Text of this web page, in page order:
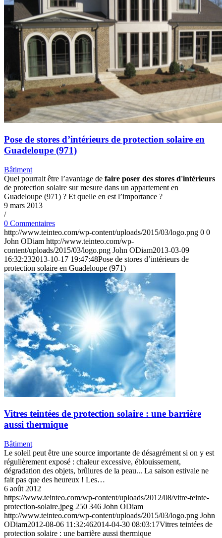
Pose de stores d’intérieurs de protection solaire en
Guadeloupe (971)
Bâtiment
Quel pourrait être l’avantage de faire poser des stores d'intérieurs
de protection solaire sur mesure dans un appartement en
Guadeloupe (971) ? Et quelle en est l’importance ?
9 mars 2013
/
0 Commentaires
http://www.teinteo.com/wp-content/uploads/2015/03/logo.png 0 0
John ODiam http://www.teinteo.com/wp-
content/uploads/2015/03/logo.png John ODiam2013-03-09
16:32:232013-10-17 19:47:48Pose de stores d’intérieurs de
protection solaire en Guadeloupe (971)
Vitres teintées de protection solaire : une barrière
aussi thermique
Bâtiment
Le soleil peut être une source importante de désagrément si on y est
régulièrement exposé : chaleur excessive, éblouissement,
dégradation des objets, brûlures de la peau... La saison estivale ne
fait pas que des heureux ! Les…
6 août 2012
https://www.teinteo.com/wp-content/uploads/2012/08/vitre-teinte-
protection-solaire.jpeg 250 346 John ODiam
http://www.teinteo.com/wp-content/uploads/2015/03/logo.png John
ODiam2012-08-06 11:32:462014-04-30 08:03:17Vitres teintées de
protection solaire : une barrière aussi thermique